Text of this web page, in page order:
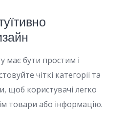
має бути простим і
чіткі категорії та
щоб користувачі легко
товари або інформацію.